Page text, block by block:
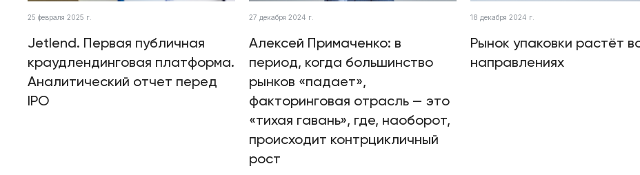
25 февраля 2025 г.
Jetlend. Первая публичная
краудлендинговая платформа.
Аналитический отчет перед
IPO
27 декабря 2024 г.
Алексей Примаченко: в
период, когда большинство
рынков «падает»,
факторинговая отрасль — это
«тихая гавань», где, наоборот,
происходит контрцикличный
рост
18 декабря 2024 г.
Рынок упаковки растёт
направлениях